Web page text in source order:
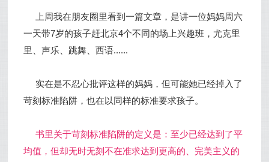
上周我在朋友圈里看到一篇文章，是讲一位妈妈周六
一天带7岁的孩子赶北京4个不同的场上兴趣班，尤克里
里、声乐、跳舞、西语......
实在是不忍心批评这样的妈妈，但可能她已经掉入了
苛刻标准陷阱，也在以同样的标准要求孩子。
书里关于苛刻标准陷阱的定义是：至少已经达到了平
均值，但却无时无刻不在准求达到更高的、完美主义的